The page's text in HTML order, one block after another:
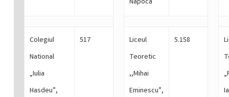
Napoca
Colegiul
National
„Iulia
Hasdeu”,
517
Liceul
Teoretic
,,Mihai
Eminescu”,
5.158